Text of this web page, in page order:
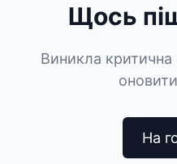
Щось
Виникла
На